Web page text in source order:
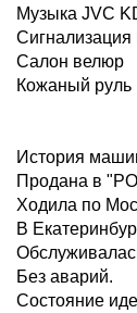
Музыка JVC
Сигнализация
Салон велюр
Кожаный руль
История
Продана в
Ходила по
В
Без аварий.
Состояние